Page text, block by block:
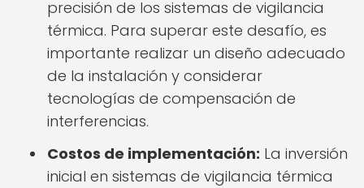
precisión de los sistemas de vigilancia
térmica. Para superar este desafío, es
importante realizar un diseño adecuado
de la instalación y considerar
tecnologías de compensación de
interferencias.
Costos de implementación: La inversión
inicial en sistemas de vigilancia térmica